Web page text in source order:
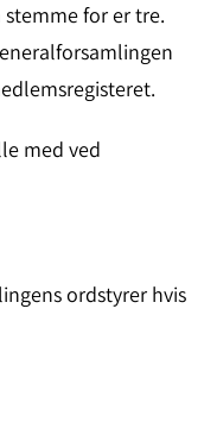
for er tre.
med ved
ordstyrer hvis